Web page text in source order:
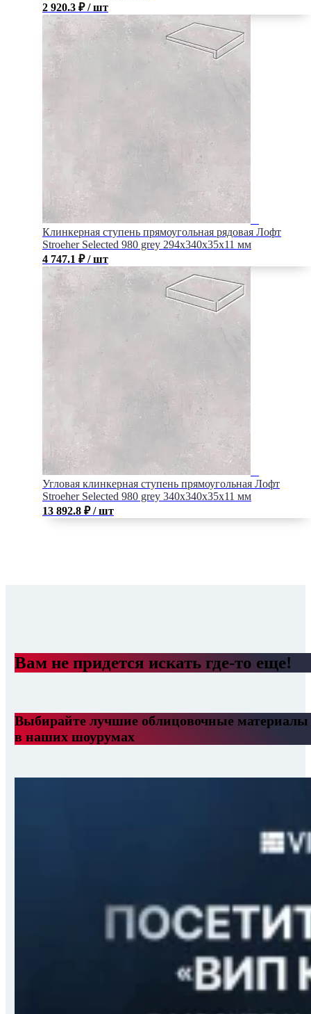
2 920.3 ₽ / шт
Клинкерная ступень прямоугольная рядовая Лофт
Stroeher Selected 980 grey 294х340х35х11 мм
4 747.1 ₽ / шт
Угловая клинкерная ступень прямоугольная Лофт
Stroeher Selected 980 grey 340х340х35х11 мм
13 892.8 ₽ / шт
Вам не придется искать где-то еще!
Выбирайте лучшие облицовочные материалы
в наших шоурумах